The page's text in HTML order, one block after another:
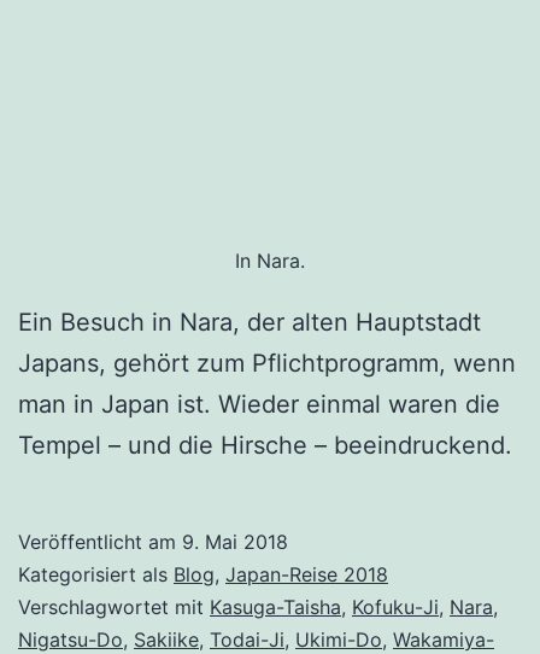
In Nara.
Ein Besuch in Nara, der alten Hauptstadt
Japans, gehört zum Pflichtprogramm, wenn
man in Japan ist. Wieder einmal waren die
Tempel – und die Hirsche – beeindruckend.
Veröffentlicht am 9. Mai 2018
Kategorisiert als Blog, Japan-Reise 2018
Verschlagwortet mit Kasuga-Taisha, Kofuku-Ji, Nara,
Nigatsu-Do, Sakiike, Todai-Ji, Ukimi-Do, Wakamiya-